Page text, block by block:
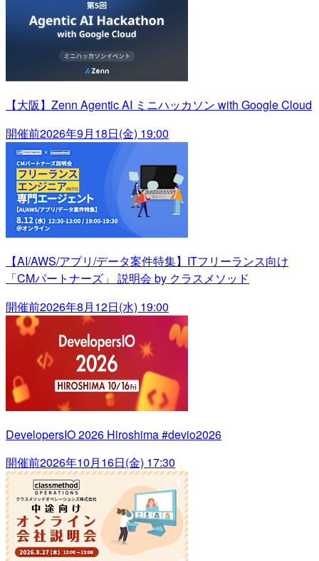
【大阪】Zenn Agentic AI ミニハッカソン with Google Cloud
開催前2026年9月18日(金) 19:00
【AI/AWS/アプリ/データ案件特集】ITフリーランス向け
「CMパートナーズ」 説明会 by クラスメソッド
開催前2026年8月12日(水) 19:00
DevelopersIO 2026 Hiroshima #devio2026
開催前2026年10月16日(金) 17:30